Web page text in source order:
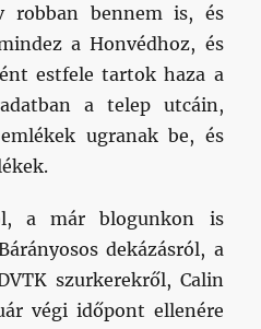
robban bennem is, és
a Honvédhoz, és
estfele tartok haza a
a telep utcáin,
ugranak be, és
a már blogunkon is
dekázásról, a
szurkerekről, Calin
végi időpont ellenére